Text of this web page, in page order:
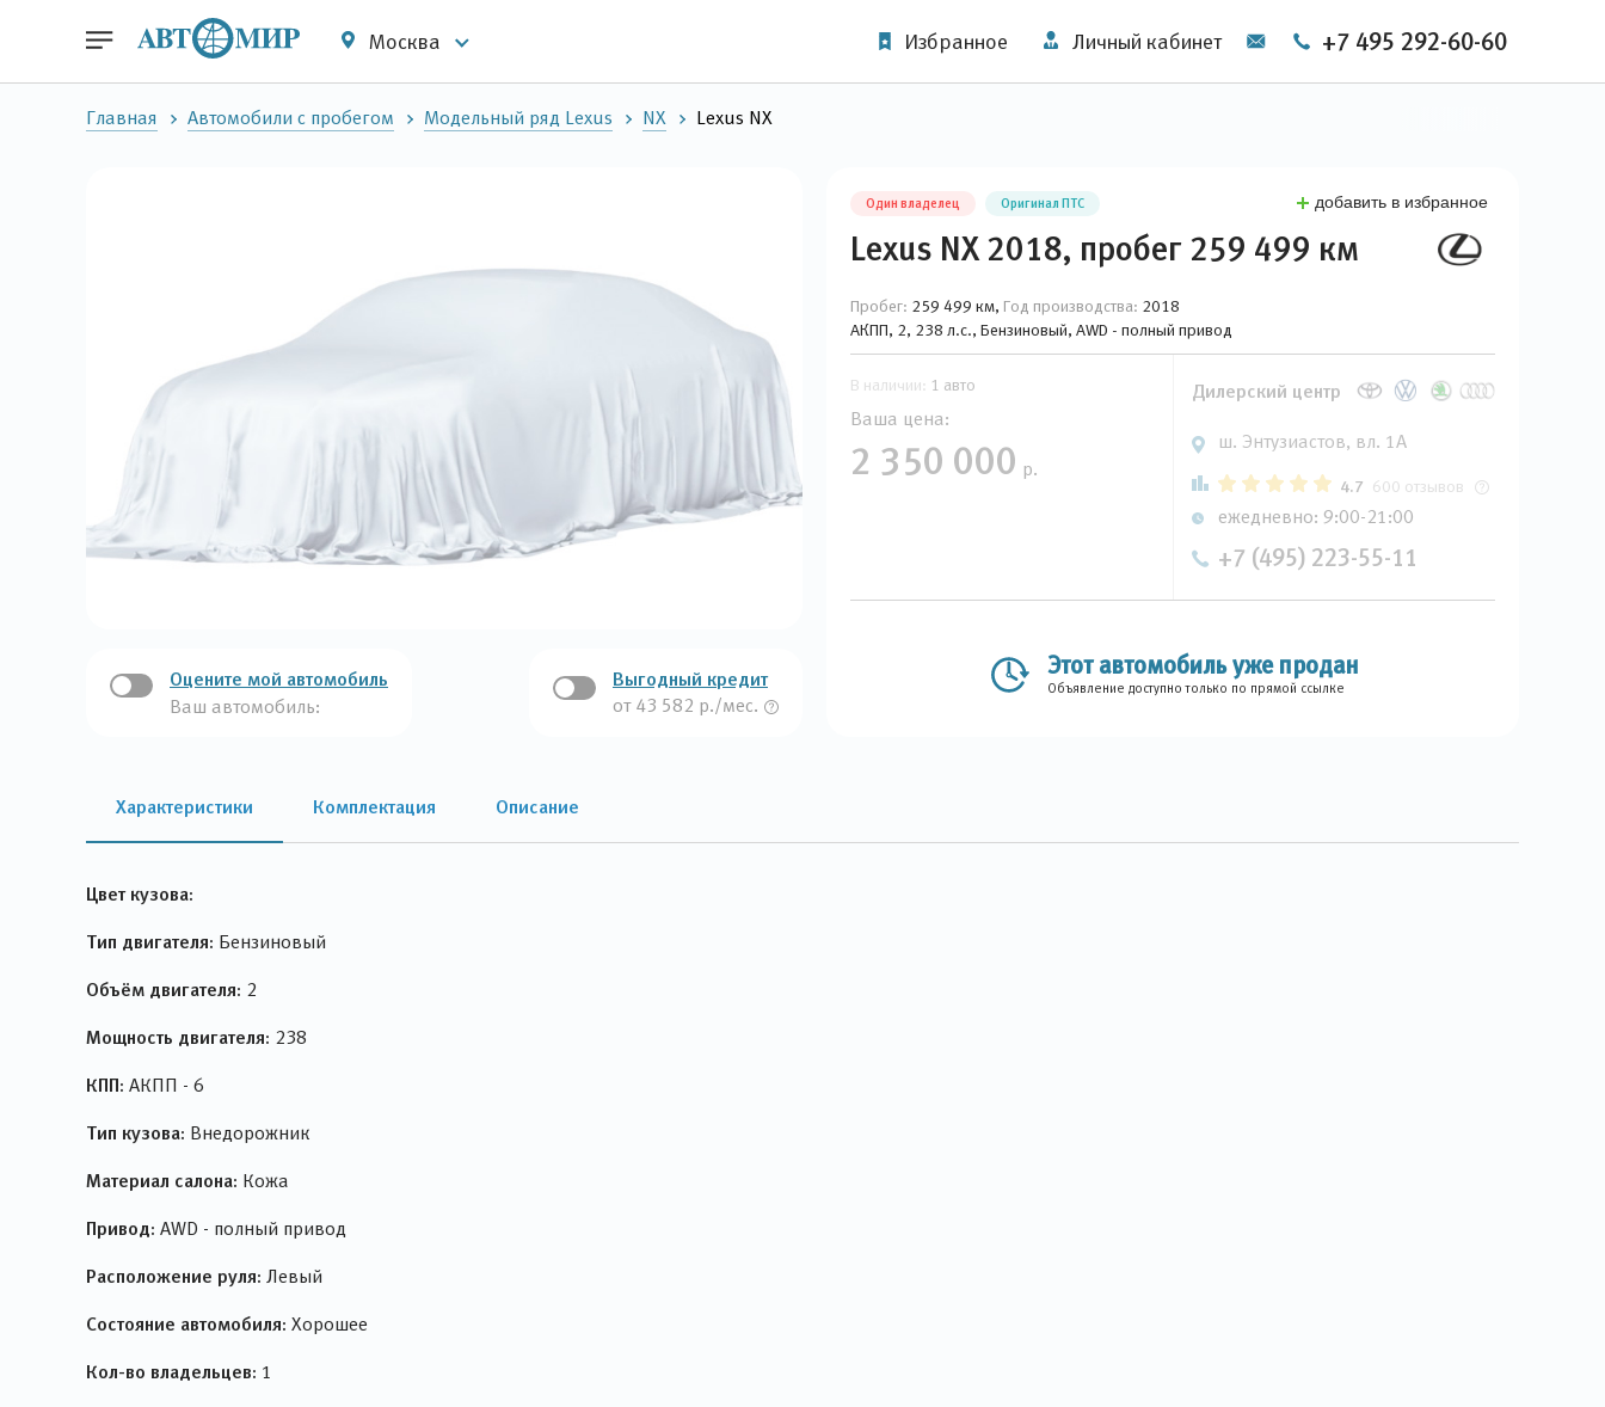
Москва Избранное Личный кабинет +7 495 292-60-60
Главная Автомобили с пробегом Модельный ряд Lexus NX Lexus NX
Оцените мой автомобиль
Ваш автомобиль:
Выгодный кредит
от 43 582 р./мес.
Один владелец Оригинал ПТС добавить в избранное
Lexus NX 2018, пробег 259 499 км
Пробег: 259 499 км, Год производства: 2018
АКПП, 2, 238 л.с., Бензиновый, AWD - полный привод
В наличии: 1 авто
Ваша цена:
2 350 000 р.
Дилерский центр
ш. Энтузиастов, вл. 1А
4.7 600 отзывов
ежедневно: 9:00-21:00
+7 (495) 223-55-11
Этот автомобиль уже продан
Объявление доступно только по прямой ссылке
Характеристики Комплектация Описание
Цвет кузова:
Тип двигателя: Бензиновый
Объём двигателя: 2
Мощность двигателя: 238
КПП: АКПП - 6
Тип кузова: Внедорожник
Материал салона: Кожа
Привод: AWD - полный привод
Расположение руля: Левый
Состояние автомобиля: Хорошее
Кол-во владельцев: 1